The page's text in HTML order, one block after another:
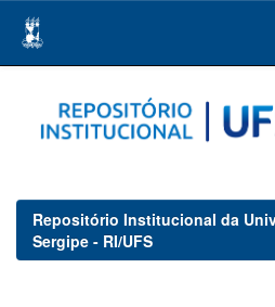
navigation
Repositório Institucional da
Sergipe - RI/UFS